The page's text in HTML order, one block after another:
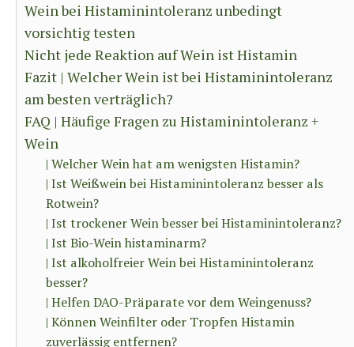
Wein bei Histaminintoleranz unbedingt
vorsichtig testen
Nicht jede Reaktion auf Wein ist Histamin
Fazit | Welcher Wein ist bei Histaminintoleranz
am besten verträglich?
FAQ | Häufige Fragen zu Histaminintoleranz +
Wein
| Welcher Wein hat am wenigsten Histamin?
| Ist Weißwein bei Histaminintoleranz besser als
Rotwein?
| Ist trockener Wein besser bei Histaminintoleranz?
| Ist Bio-Wein histaminarm?
| Ist alkoholfreier Wein bei Histaminintoleranz
besser?
| Helfen DAO-Präparate vor dem Weingenuss?
| Können Weinfilter oder Tropfen Histamin
zuverlässig entfernen?